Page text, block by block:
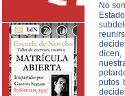
No
putos